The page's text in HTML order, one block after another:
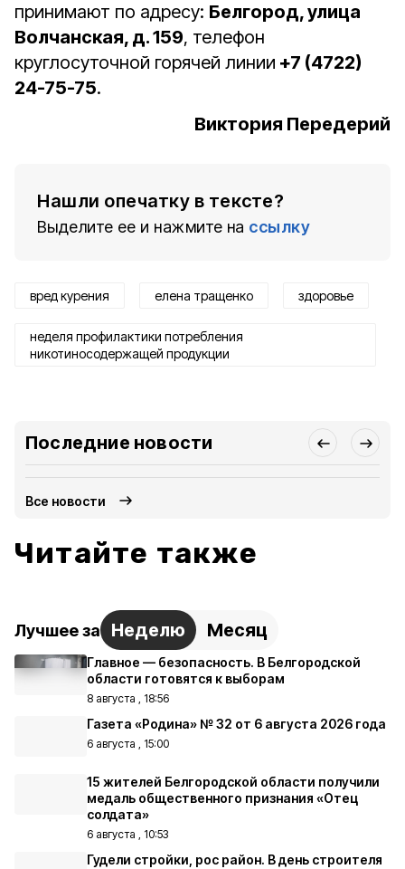
принимают по адресу: Белгород, улица
Волчанская, д. 159, телефон
круглосуточной горячей линии +7 (4722)
24-75-75.
Виктория Передерий
Нашли опечатку в тексте?
Выделите ее и нажмите на ссылку
вред курения елена тращенко здоровье
неделя профилактики потребления
никотиносодержащей продукции
Последние новости
Все новости
Читайте также
Лучшее за Неделю Месяц
Главное — безопасность. В Белгородской
области готовятся к выборам
8 августа , 18:56
Газета «Родина» № 32 от 6 августа 2026 года
6 августа , 15:00
15 жителей Белгородской области получили
медаль общественного признания «Отец
солдата»
6 августа , 10:53
Гудели стройки, рос район. В день строителя